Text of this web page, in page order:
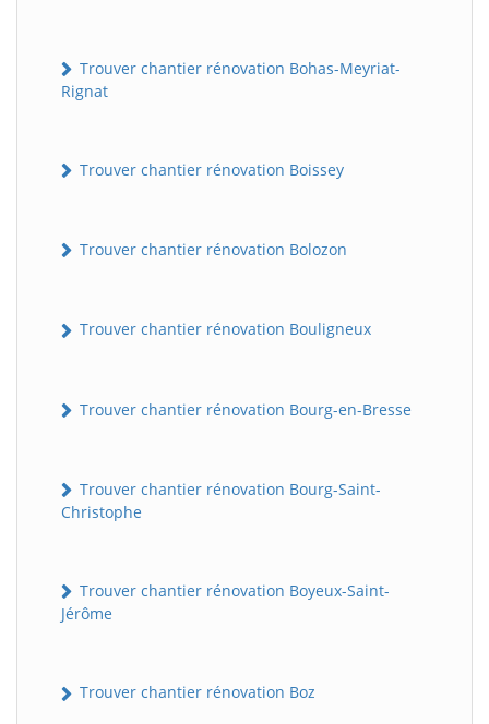
Trouver chantier rénovation Bohas-Meyriat-
Rignat
Trouver chantier rénovation Boissey
Trouver chantier rénovation Bolozon
Trouver chantier rénovation Bouligneux
Trouver chantier rénovation Bourg-en-Bresse
Trouver chantier rénovation Bourg-Saint-
Christophe
Trouver chantier rénovation Boyeux-Saint-
Jérôme
Trouver chantier rénovation Boz